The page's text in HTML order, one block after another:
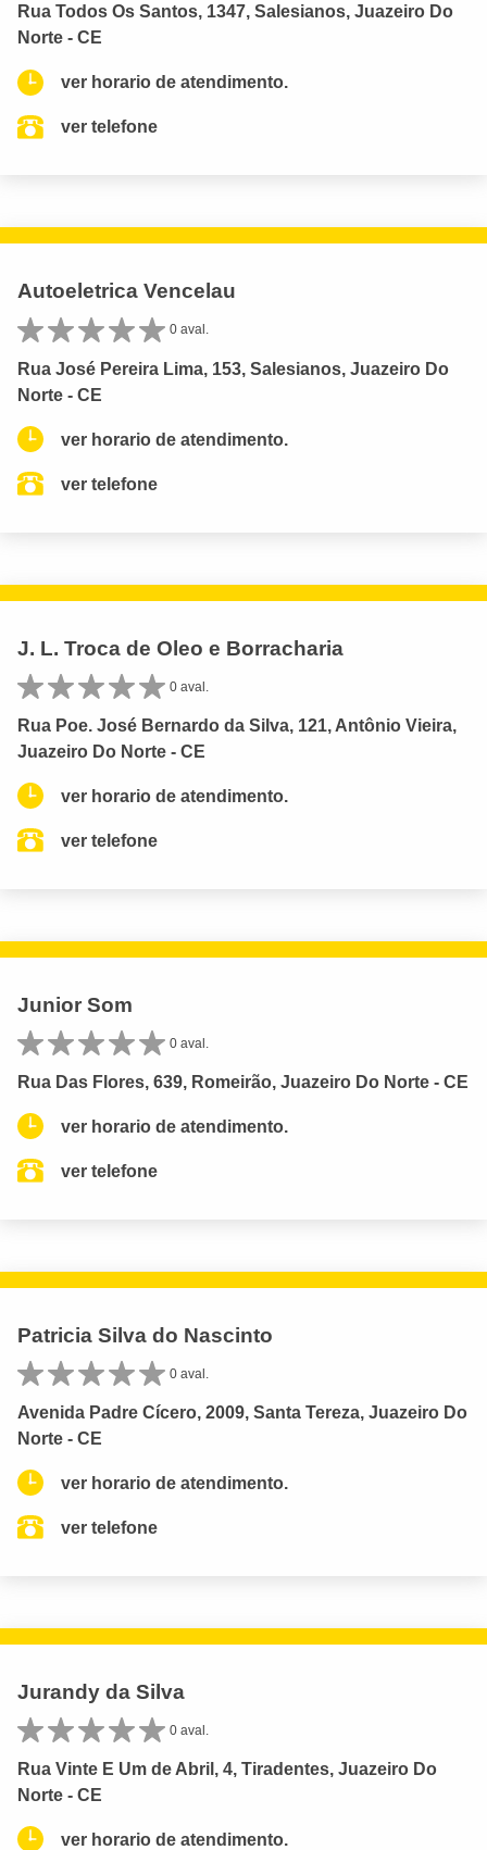
Rua Todos Os Santos, 1347, Salesianos, Juazeiro Do
Norte - CE
ver horario de atendimento.
ver telefone
Autoeletrica Vencelau
0 aval.
Rua José Pereira Lima, 153, Salesianos, Juazeiro Do
Norte - CE
ver horario de atendimento.
ver telefone
J. L. Troca de Oleo e Borracharia
0 aval.
Rua Poe. José Bernardo da Silva, 121, Antônio Vieira,
Juazeiro Do Norte - CE
ver horario de atendimento.
ver telefone
Junior Som
0 aval.
Rua Das Flores, 639, Romeirão, Juazeiro Do Norte - CE
ver horario de atendimento.
ver telefone
Patricia Silva do Nascinto
0 aval.
Avenida Padre Cícero, 2009, Santa Tereza, Juazeiro Do
Norte - CE
ver horario de atendimento.
ver telefone
Jurandy da Silva
0 aval.
Rua Vinte E Um de Abril, 4, Tiradentes, Juazeiro Do
Norte - CE
ver horario de atendimento.